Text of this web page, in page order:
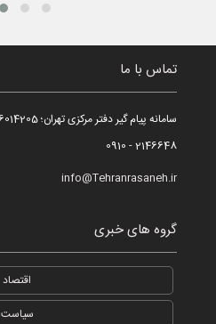
تماس با ما
2146648 - 0910
info@Tehranrasaneh.ir
گروه های خبری
اقتصاد
سیاست